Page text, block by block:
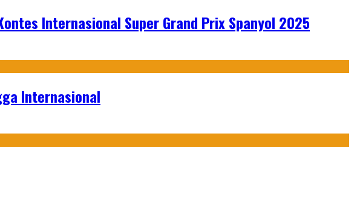
Internasional Super Grand Prix Spanyol 2025
Internasional